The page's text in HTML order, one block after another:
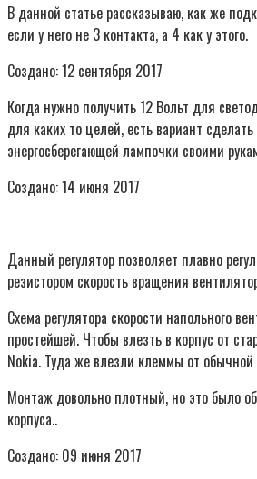
В данной статье рассказываю, как же
если у него не 3 контакта, а 4 как у этого.
Создано: 12 сентября 2017
Когда нужно получить 12 Вольт для
для каких то целей, есть вариант
энергосберегающей лампочки своими
Создано: 14 июня 2017
Данный регулятор позволяет плавно
резистором скорость вращения
Схема регулятора скорости напольного
простейшей. Чтобы влезть в корпус от
Nokia. Туда же влезли клеммы от обычной
Монтаж довольно плотный, но это было
корпуса..
Создано: 09 июня 2017